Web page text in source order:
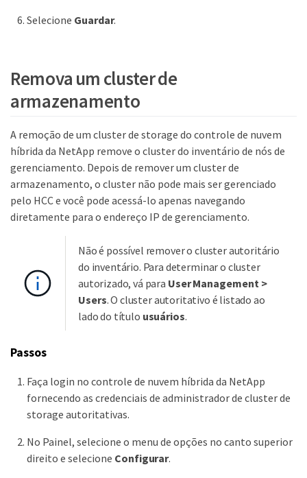
Selecione Guardar.
Remova um cluster de
armazenamento
A remoção de um cluster de storage do controle de nuvem
híbrida da NetApp remove o cluster do inventário de nós de
gerenciamento. Depois de remover um cluster de
armazenamento, o cluster não pode mais ser gerenciado
pelo HCC e você pode acessá-lo apenas navegando
diretamente para o endereço IP de gerenciamento.
Não é possível remover o cluster autoritário
do inventário. Para determinar o cluster
autorizado, vá para User Management >
Users. O cluster autoritativo é listado ao
lado do título usuários.
Passos
Faça login no controle de nuvem híbrida da NetApp
fornecendo as credenciais de administrador de cluster de
storage autoritativas.
No Painel, selecione o menu de opções no canto superior
direito e selecione Configurar.